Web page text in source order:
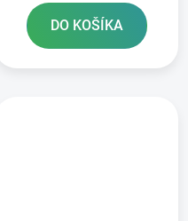
DO KOŠÍKA